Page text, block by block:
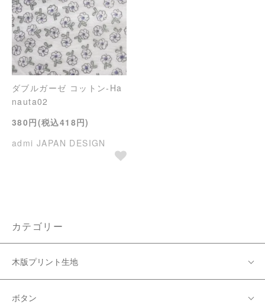
ダブルガーゼ コットン-Ha
nauta02
380円(税込418円)
admi JAPAN DESIGN
カテゴリー
木版プリント生地
ボタン